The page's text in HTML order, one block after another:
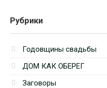
Рубрики
Годовщины свадьбы
ДОМ КАК ОБЕРЕГ
Заговоры